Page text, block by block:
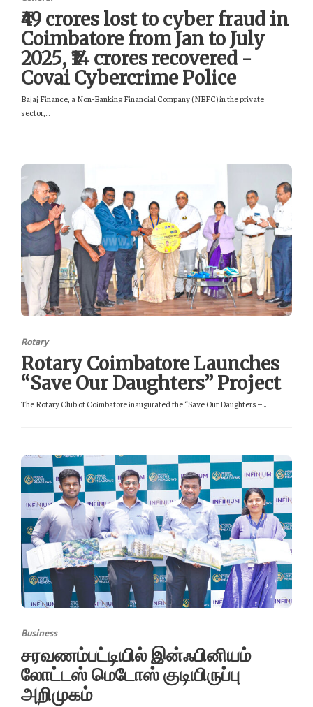
₹49 crores lost to cyber fraud in
Coimbatore from Jan to July
2025, ₹14 crores recovered -
Covai Cybercrime Police
Bajaj Finance, a Non-Banking Financial Company (NBFC) in the private
sector,...
Rotary
Rotary Coimbatore Launches
“Save Our Daughters” Project
The Rotary Club of Coimbatore inaugurated the “Save Our Daughters –...
Business
சரவணம்பட்டியில் இன்ஃபினியம்
லோட்டஸ் மெடோஸ் குடியிருப்பு
அறிமுகம்